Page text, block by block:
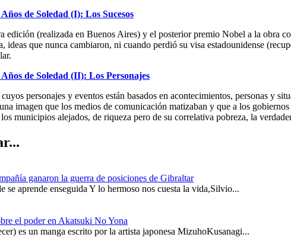
de Soledad (I): Los Sucesos
edición (realizada en Buenos Aires) y el posterior premio Nobel a la obra
ideas que nunca cambiaron, ni cuando perdió su visa estadounidense
de Soledad (II): Los Personajes
personajes y eventos están basados en acontecimientos, personas y
imagen que los medios de comunicación matizaban y que a los
municipios alejados, de riqueza pero de su correlativa pobreza, la
ganaron la guerra de posiciones de Gibraltar
aprende enseguida Y lo hermoso nos cuesta la vida,Silvio...
el poder en Akatsuki No Yona
es un manga escrito por la artista japonesa MizuhoKusanagi...